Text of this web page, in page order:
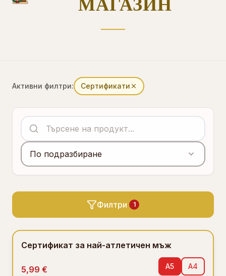
МАГАЗИН
Активни филтри: Сертификати
По подразбиране
Филтри 1
Сертификат за най-атлетичен мъж
5,99 € A5 A4